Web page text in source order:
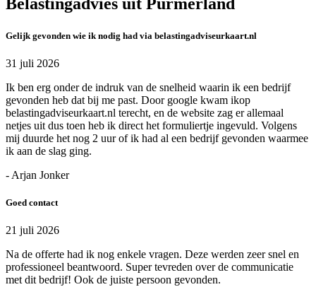
Gelijk gevonden wie ik nodig had via belastingadviseurkaart.nl
31 juli 2026
Ik ben erg onder de indruk van de snelheid waarin ik een bedrijf
gevonden heb dat bij me past. Door google kwam ikop
belastingadviseurkaart.nl terecht, en de website zag er allemaal
netjes uit dus toen heb ik direct het formuliertje ingevuld. Volgens
mij duurde het nog 2 uur of ik had al een bedrijf gevonden waarmee
ik aan de slag ging.
- Arjan Jonker
Goed contact
21 juli 2026
Na de offerte had ik nog enkele vragen. Deze werden zeer snel en
professioneel beantwoord. Super tevreden over de communicatie
met dit bedrijf! Ook de juiste persoon gevonden.